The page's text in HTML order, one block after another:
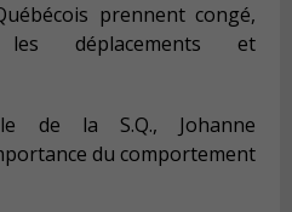
prennent congé,
déplacements et
de la S.Q., Johanne
du comportement